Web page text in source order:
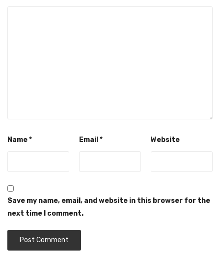
Name* Email * Website
Save my name, email, and website in this browser for the
next time I comment.